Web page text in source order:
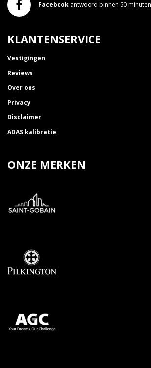
Facebook antwoord binnen 60 minuten
KLANTENSERVICE
Vestigingen
Reviews
Over ons
Privacy
Disclaimer
ADAS kalibratie
ONZE MERKEN